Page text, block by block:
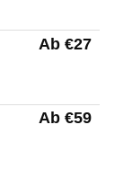
Ab €27
Ab €59